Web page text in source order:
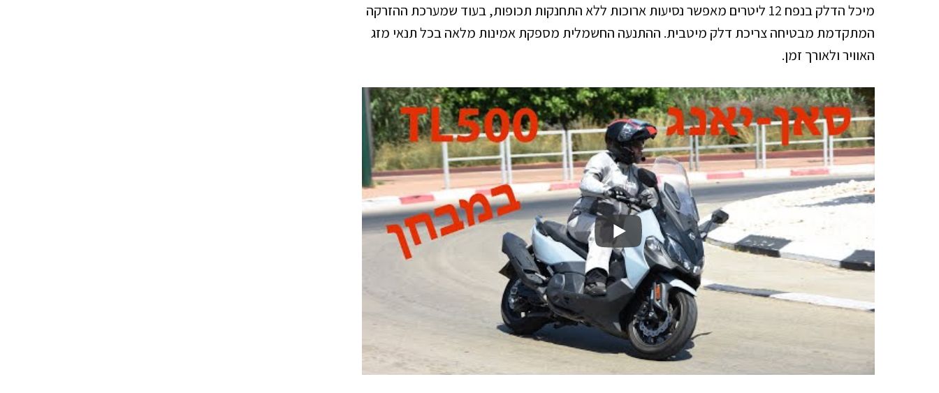
מיכל הדלק בנפח 12 ליטרים מאפשר נסיעות ארוכות ללא התחנקות תכופות, בעוד שמערכת ההזרקה
המתקדמת מבטיחה צריכת דלק מיטבית. ההתנעה החשמלית מספקת אמינות מלאה בכל תנאי מזג
האוויר ולאורך זמן.